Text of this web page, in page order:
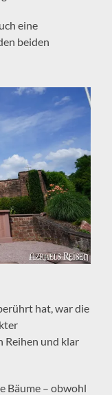
eine
beiden
hat, war die
Reihen und klar
Bäume – obwohl